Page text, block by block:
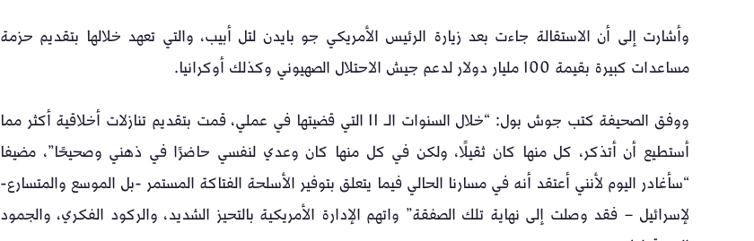
وأشارت إلى أن الاستقالة جاءت بعد زيارة الرئيس الأمريكي جو بايدن لتل أبيب، والتي تعهد خلالها بتقديم حزمة
مساعدات كبيرة بقيمة 100 مليار دولار لدعم جيش الاحتلال الصهيوني وكذلك أوكرانيا.
ووفق الصحيفة كتب جوش بول: “خلال السنوات الـ 11 التي قضيتها في عملي، قمت بتقديم تنازلات أخلاقية أكثر مما
أستطيع أن أتذكر، كل منها كان ثقيلًا، ولكن في كل منها كان وعدي لنفسي حاضرًا في ذهني وصحيحًا”، مضيفا
“سأغادر اليوم لأنني أعتقد أنه في مسارنا الحالي فيما يتعلق بتوفير الأسلحة الفتاكة المستمر -بل الموسع والمتسارع-
لإسرائيل – فقد وصلت إلى نهاية تلك الصفقة” واتهم الإدارة الأمريكية بالتحيز الشديد، والركود الفكري، والجمود